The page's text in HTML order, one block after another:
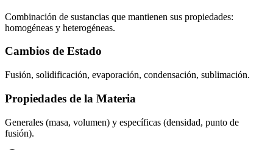
Combinación de sustancias que mantienen sus propiedades:
homogéneas y heterogéneas.
Cambios de Estado
Fusión, solidificación, evaporación, condensación, sublimación.
Propiedades de la Materia
Generales (masa, volumen) y específicas (densidad, punto de
fusión).